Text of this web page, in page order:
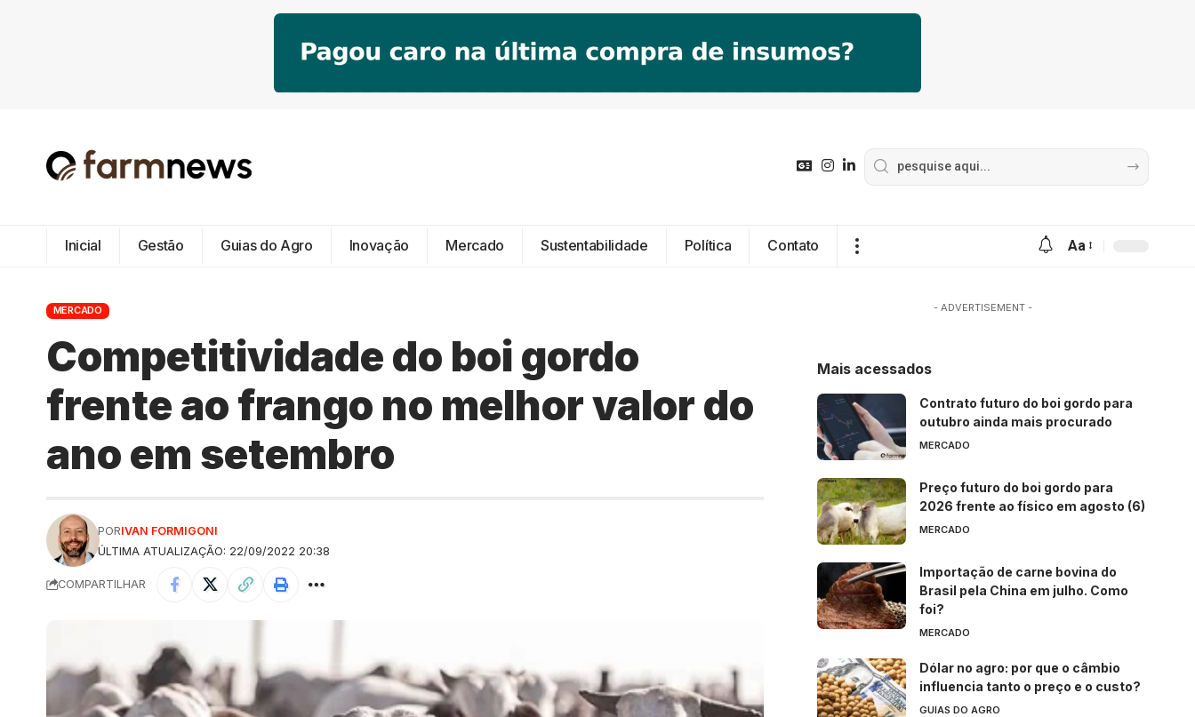
Inicial Gestão Guias do Agro Inovação Mercado Sustentabilidade Política Contato Aa
MERCADO
Competitividade do boi gordo
frente ao frango no melhor valor do
ano em setembro
ÚLTIMA ATUALIZAÇÃO: 22/09/2022 20:38
PORIVAN FORMIGONI
COMPARTILHAR
- ADVERTISEMENT -
Mais acessados
Contrato futuro do boi gordo para
outubro ainda mais procurado
MERCADO
Preço futuro do boi gordo para
2026 frente ao físico em agosto (6)
MERCADO
Importação de carne bovina do
Brasil pela China em julho. Como
foi?
MERCADO
Dólar no agro: por que o câmbio
influencia tanto o preço e o custo?
GUIAS DO AGRO